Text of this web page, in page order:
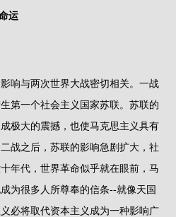
运
响与两次世界大战密切相关。一战
第一个社会主义国家苏联。苏联的
极大的震撼，也使马克思主义具有
战之后，苏联的影响急剧扩大，社
年代，世界革命似乎就在眼前，马
为很多人所尊奉的信条--就像天国
必将取代资本主义成为一种影响广